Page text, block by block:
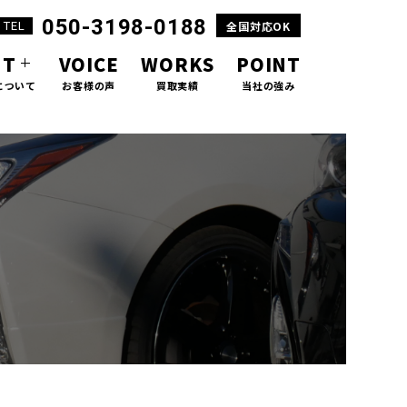
TEL 050-3198-0188 全国対応OK
ついて
VOICE
お客様の声
WORKS
買取実績
POINT
当社の強み